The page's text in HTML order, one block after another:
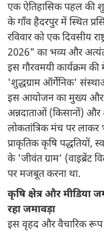
एक ऐतिहासिक पहल की
के गाँव हैदरपुर में स्थित
रविवार को एक दिवसीय
2026" का भव्य और
इस गौरवमयी कार्यक्रम
'शुद्धग्राम ऑर्गेनिक'
इस आयोजन का मुख्य और
अन्नदाताओं (किसानों)
लोकतांत्रिक मंच पर
प्राकृतिक कृषि पद्धतियों,
के 'जीवंत ग्राम' (वाइब्रेंट
पर मजबूत करना था.
कृषि क्षेत्र और मीडिया
रहा जमावड़ा
इस वृहद और वैचारिक रूप